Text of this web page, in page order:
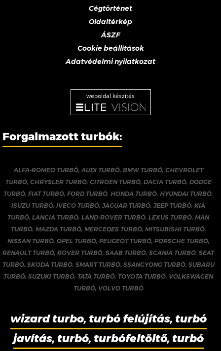
Cégtörténet
Oldaltérkép
ÁSZF
Cookie beállítások
Adatvédelmi nyilatkozat
weboldal készítés
Forgalmazott turbók:
ALFA-ROMEO TURBÓ,AUDI TURBÓ, BMW TURBÓ, CHEVROLET
TURBÓ, CHRYSLER TURBÓ, CITROEN TURBÓ, DACIA TURBÓ, DODGE
TURBÓ,FIAT TURBÓ,FORD TURBÓ, HONDA TURBÓ, HYUNDAI TURBÓ,
ISUZU TURBÓ,IVECO TURBÓ,JAGUAR TURBÓ,JEEP TURBÓ,KIA
TURBÓ,LANCIA TURBÓ,LAND-ROVER TURBÓ,LEXUS TURBÓ,MAN
TURBÓ, MAZDA TURBÓ, MERCEDES TURBÓ, MITSUBISHI TURBÓ,
NISSAN TURBÓ, OPEL TURBÓ, PEUGEOT TURBÓ, PORSCHE TURBÓ,
RENAULT TURBÓ,ROVER TURBÓ,SAAB TURBÓ,SCANIA TURBÓ,SEAT
TURBÓ, SKODA TURBÓ, SMART TURBÓ, SSANGYONG TURBÓ, SUBARU
TURBÓ,SUZUKI TURBÓ, TATA TURBÓ, TOYOTA TURBÓ, VOLKSWAGEN
TURBÓ, VOLVO TURBÓ
wizard turbo, turbó felújítás, turbó
javítás, turbó, turbófeltöltő, turbó